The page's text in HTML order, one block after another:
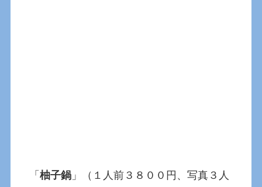
「柚子鍋 」（１人前３８００円、写真３人